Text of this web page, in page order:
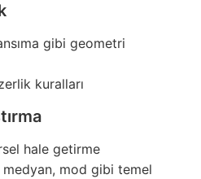
gibi geometri
kuralları
hale getirme
mod gibi temel